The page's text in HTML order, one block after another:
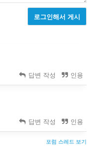
로그인해서 게시
답변 작성 인용
답변 작성 인용
포럼 스레드 보기